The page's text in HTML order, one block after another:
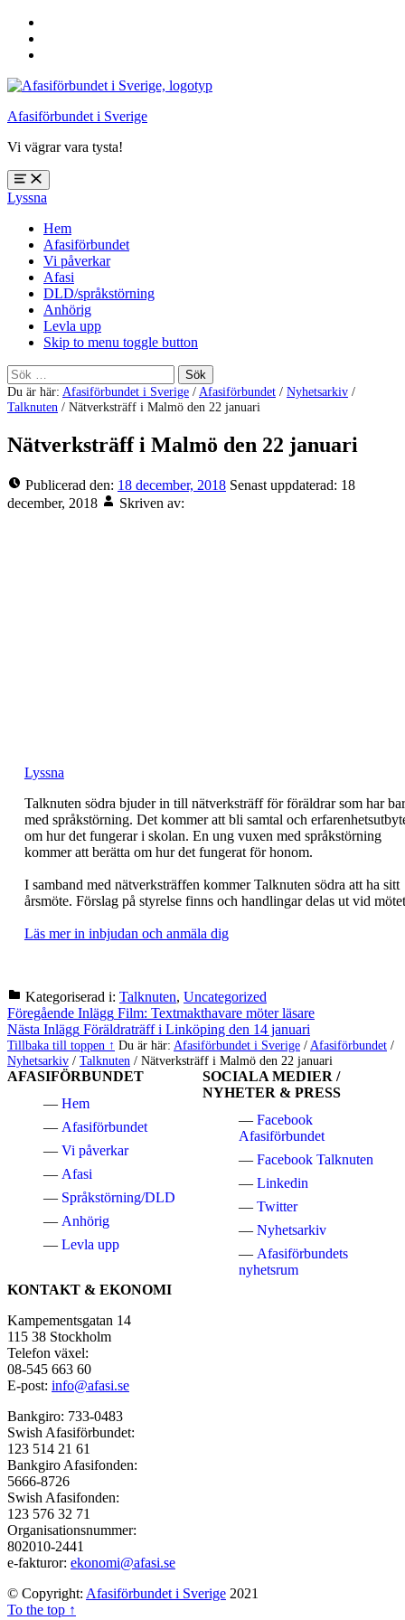
sidfoten
Afasiförbundet i Sverige
Vi vägrar vara tysta!
Öppna
meny:
%s
Lyssna
Hem
Afasiförbundet
Vi påverkar
Afasi
DLD/språkstörning
Anhörig
Levla upp
Skip to menu toggle button
Sök
efter:
Du är här: Afasiförbundet i Sverige /Afasiförbundet / Nyhetsarkiv /
Talknuten / Nätverksträff i Malmö den 22 januari
Nätverksträff i Malmö den 22 januari
Publicerad den: 18 december, 2018 Senast uppdaterad: 18
december, 2018
Skriven av:
Lyssna
Talknuten södra bjuder in till nätverksträff för föräldrar som har
med språkstörning. Det kommer att bli samtal och
om hur det fungerar i skolan. En ung vuxen med språkstörning
kommer att berätta om hur det fungerat för honom.
I samband med nätverksträffen kommer Talknuten södra att ha sitt
årsmöte. Förslag på styrelse finns och handlingar delas ut vid
Läs mer in inbjudan och anmäla dig
Kategoriserad i: Talknuten, Uncategorized
Hoppa
tillbaka
till
huvudnavigeringen
Inläggsnavigering
Föregående Inlägg Film: Textmakthavare möter läsare
Nästa Inlägg Föräldraträff i Linköping den 14 januari
Tillbaka till toppen ↑ Du är här: Afasiförbundet i Sverige / Afasiförbundet /
Nyhetsarkiv / Talknuten / Nätverksträff i Malmö den 22 januari
AFASIFÖRBUNDET
Hem
Afasiförbundet
Vi påverkar
Afasi
Språkstörning/DLD
Anhörig
Levla upp
SOCIALA MEDIER /
NYHETER & PRESS
Facebook
Afasiförbundet
Facebook Talknuten
Linkedin
Twitter
Nyhetsarkiv
Afasiförbundets
nyhetsrum
KONTAKT & EKONOMI
Kampementsgatan 14
115 38 Stockholm
Telefon växel:
08-545 663 60
E-post: info@afasi.se
Bankgiro: 733-0483
Swish Afasiförbundet:
123 514 21 61
Bankgiro Afasifonden:
5666-8726
Swish Afasifonden:
123 576 32 71
Organisationsnummer:
802010-2441
e-fakturor: ekonomi@afasi.se
© Copyright: Afasiförbundet i Sverige 2021
To the top ↑